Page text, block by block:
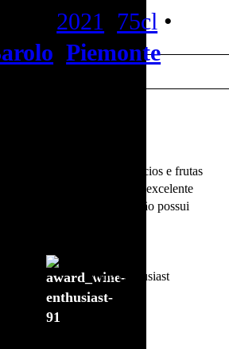
2021 75cl •
,Piemonte
elegância. Taninos macios e frutas
muito longo. Barolo é um excelente
simplesmente porque não possui
Wine Enthusiast